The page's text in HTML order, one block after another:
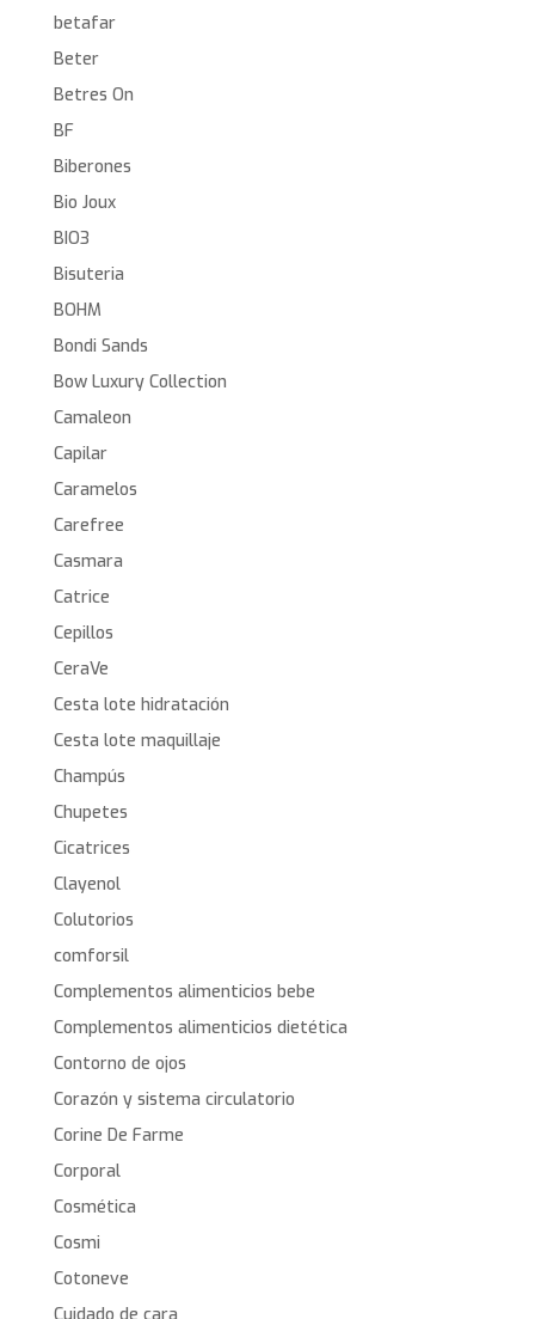
betafar
Beter
Betres On
BF
Biberones
Bio Joux
BIO3
Bisuteria
BOHM
Bondi Sands
Bow Luxury Collection
Camaleon
Capilar
Caramelos
Carefree
Casmara
Catrice
Cepillos
CeraVe
Cesta lote hidratación
Cesta lote maquillaje
Champús
Chupetes
Cicatrices
Clayenol
Colutorios
comforsil
Complementos alimenticios bebe
Complementos alimenticios dietética
Contorno de ojos
Corazón y sistema circulatorio
Corine De Farme
Corporal
Cosmética
Cosmi
Cotoneve